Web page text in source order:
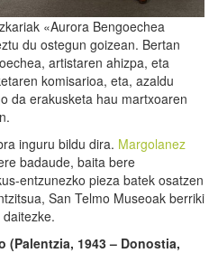
«Aurora Bengoechea
du ostegun goizean. Bertan
artistaren ahizpa, eta
komisarioa, eta, azaldu
da erakusketa hau martxoaren
inguru bildu dira. Margolanez
badaude, baita bere
entzunezko pieza batek osatzen
San Telmo Museoak berriki
(Palentzia, 1943 – Donostia,